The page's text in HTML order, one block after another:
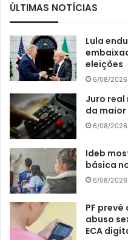
ÚLTIMAS NOTÍCIAS
Lula
eleições
6/08/2026
Juro real
da
6/08/2026
Ideb
básica
6/08/2026
PF
abuso
ECA